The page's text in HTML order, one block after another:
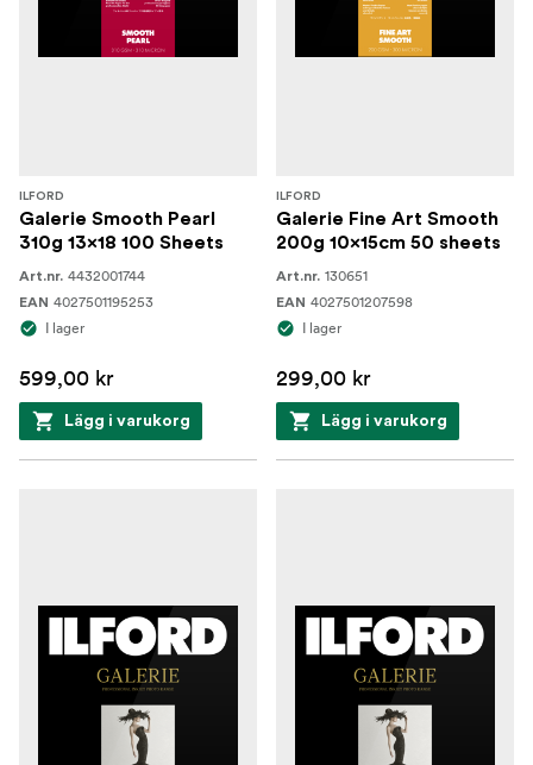
ILFORD
Galerie Smooth Pearl
310g 13x18 100 Sheets
Art.nr. 4432001744
EAN 4027501195253
I lager
599,00 kr
Lägg i varukorg
ILFORD
Galerie Fine Art Smooth
200g 10x15cm 50 sheets
Art.nr. 130651
EAN 4027501207598
I lager
299,00 kr
Lägg i varukorg